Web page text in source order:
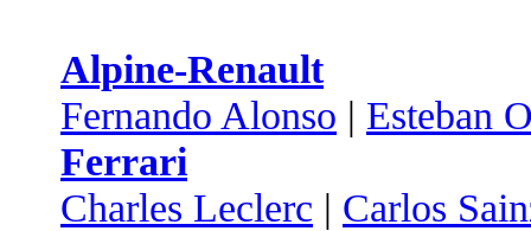
Alpine-Renault
Fernando Alonso | Esteban
Ferrari
Charles Leclerc | Carlos